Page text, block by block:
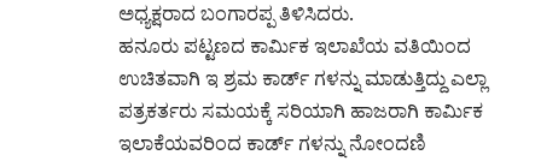
ಅಧ್ಯಕ್ಷರಾದ ಬಂಗಾರಪ್ಪ ತಿಳಿಸಿದರು.
ಹನೂರು ಪಟ್ಟಣದ ಕಾರ್ಮಿಕ ಇಲಾಖೆಯ ವತಿಯಿಂದ
ಉಚಿತವಾಗಿ ಇ ಶ್ರಮ ಕಾರ್ಡ್ ಗಳನ್ನು ಮಾಡುತ್ತಿದ್ದು ಎಲ್ಲಾ
ಪತ್ರಕರ್ತರು ಸಮಯಕ್ಕೆ ಸರಿಯಾಗಿ ಹಾಜರಾಗಿ ಕಾರ್ಮಿಕ
ಇಲಾಕೆಯವರಿಂದ ಕಾರ್ಡ್ ಗಳನ್ನು ನೋಂದಣಿ